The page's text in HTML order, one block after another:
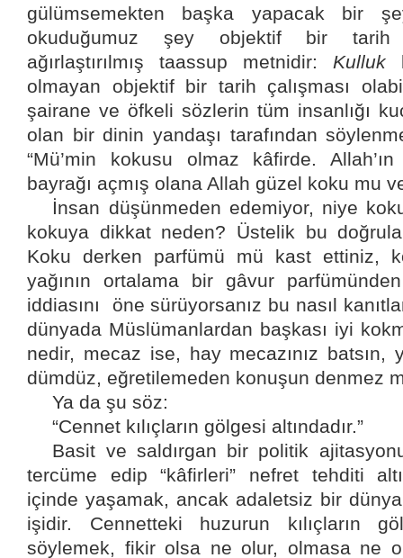
gülümsemekten başka yapacak bir
okuduğumuz şey objektif bir tarih
ağırlaştırılmış taassup metnidir: Kulluk
olmayan objektif bir tarih çalışması
şairane ve öfkeli sözlerin tüm insanlığı
olan bir dinin yandaşı tarafından
“Mü’min kokusu olmaz kâfirde.
bayrağı açmış olana Allah güzel koku mu
İnsan düşünmeden edemiyor, niye
kokuya dikkat neden? Üstelik bu
Koku derken parfümü mü kast ettiniz,
yağının ortalama bir gâvur
iddiasını
öne sürüyorsanız bu nasıl
dünyada Müslümanlardan başkası iyi
nedir, mecaz ise, hay mecazınız batsın,
dümdüz, eğretilemeden konuşun denmez
Ya da şu söz:
“Cennet kılıçların gölgesi altındadır.”
Basit ve saldırgan bir politik
tercüme edip “kâfirleri” nefret tehditi
içinde yaşamak, ancak adaletsiz bir
işidir. Cennetteki huzurun kılıçların
söylemek, fikir olsa ne olur, olmasa ne